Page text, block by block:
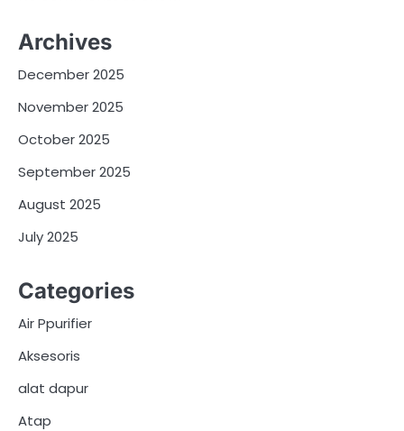
Archives
December 2025
November 2025
October 2025
September 2025
August 2025
July 2025
Categories
Air Ppurifier
Aksesoris
alat dapur
Atap